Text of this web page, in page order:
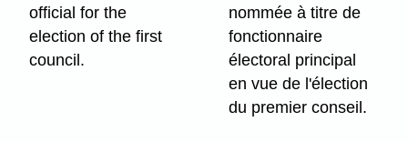
official for the
election of the first
council.
nommée à titre de
fonctionnaire
électoral principal
en vue de l'élection
du premier conseil.